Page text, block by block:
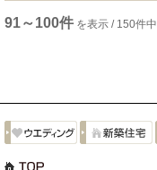
91～100件 を表示 / 150件中